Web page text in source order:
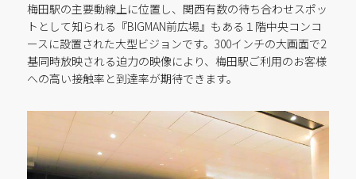
梅田駅の主要動線上に位置し、関西有数の待ち合わせスポッ
トとして知られる『BIGMAN前広場』もある１階中央コンコ
ースに設置された大型ビジョンです。300インチの大画面で2
基同時放映される迫力の映像により、梅田駅ご利用のお客様
への高い接触率と到達率が期待できます。